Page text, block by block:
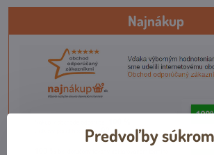
Najnákup
Predvoľby